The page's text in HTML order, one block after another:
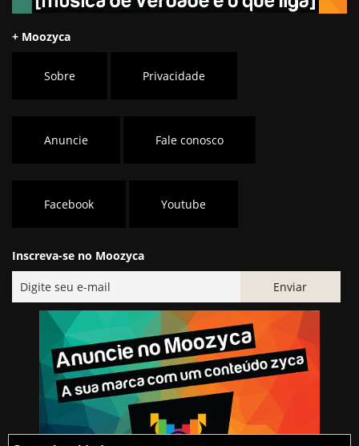
+ Moozyca
Sobre Privacidade
Anuncie Fale conosco
Facebook Youtube
Inscreva-se no Moozyca